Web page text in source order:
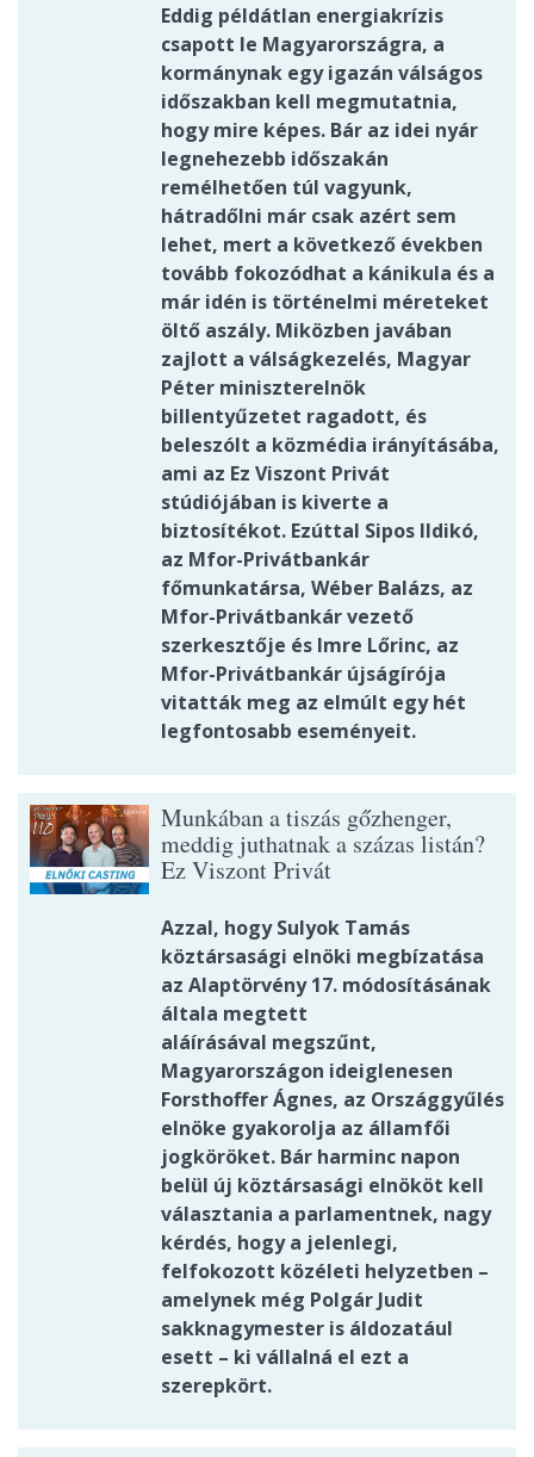
Eddig példátlan energiakrízis
csapott le Magyarországra, a
kormánynak egy igazán válságos
időszakban kell megmutatnia,
hogy mire képes. Bár az idei nyár
legnehezebb időszakán
remélhetően túl vagyunk,
hátradőlni már csak azért sem
lehet, mert a következő években
tovább fokozódhat a kánikula és a
már idén is történelmi méreteket
öltő aszály. Miközben javában
zajlott a válságkezelés, Magyar
Péter miniszterelnök
billentyűzetet ragadott, és
beleszólt a közmédia irányításába,
ami az Ez Viszont Privát
stúdiójában is kiverte a
biztosítékot. Ezúttal Sipos Ildikó,
az Mfor-Privátbankár
főmunkatársa, Wéber Balázs, az
Mfor-Privátbankár vezető
szerkesztője és Imre Lőrinc, az
Mfor-Privátbankár újságírója
vitatták meg az elmúlt egy hét
legfontosabb eseményeit.
Munkában a tiszás gőzhenger,
meddig juthatnak a százas listán?
Ez Viszont Privát
Azzal, hogy Sulyok Tamás
köztársasági elnöki megbízatása
az Alaptörvény 17. módosításának
általa megtett
aláírásával megszűnt,
Magyarországon ideiglenesen
Forsthoffer Ágnes, az Országgyűlés
elnöke gyakorolja az államfői
jogköröket. Bár harminc napon
belül új köztársasági elnököt kell
választania a parlamentnek, nagy
kérdés, hogy a jelenlegi,
felfokozott közéleti helyzetben –
amelynek még Polgár Judit
sakknagymester is áldozatául
esett – ki vállalná el ezt a
szerepkört.